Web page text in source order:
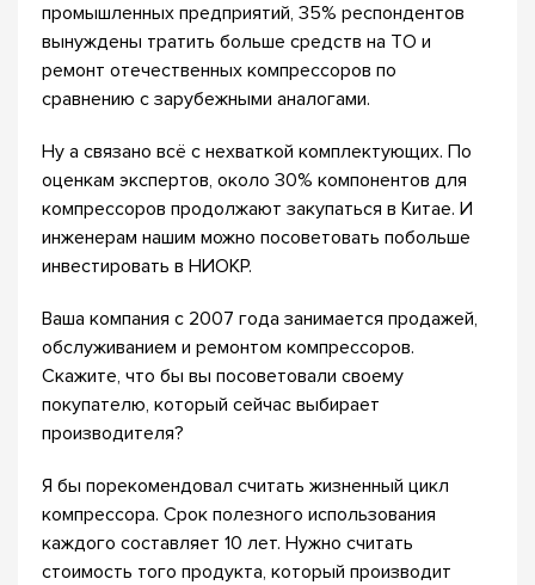
промышленных предприятий, 35% респондентов
вынуждены тратить больше средств на ТО и
ремонт отечественных компрессоров по
сравнению с зарубежными аналогами.
Ну а связано всё с нехваткой комплектующих. По
оценкам экспертов, около 30% компонентов для
компрессоров продолжают закупаться в Китае. И
инженерам нашим можно посоветовать побольше
инвестировать в НИОКР.
Ваша компания с 2007 года занимается продажей,
обслуживанием и ремонтом компрессоров.
Скажите, что бы вы посоветовали своему
покупателю, который сейчас выбирает
производителя?
Я бы порекомендовал считать жизненный цикл
компрессора. Срок полезного использования
каждого составляет 10 лет. Нужно считать
стоимость того продукта, который производит